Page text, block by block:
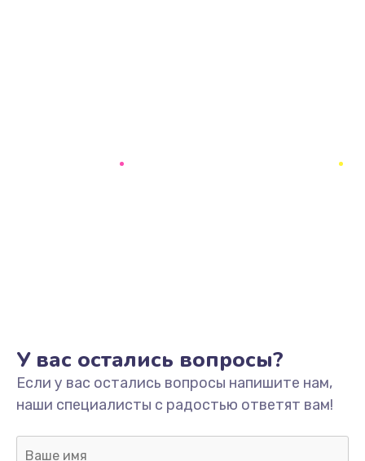
У вас остались вопросы?
Если у вас остались вопросы напишите нам,
наши специалисты с радостью ответят вам!